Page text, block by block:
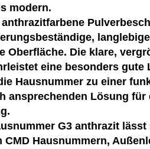
modern.
Oberfläche. Die klare,
eine besonders gute
Hausnummer zu einer
ansprechenden Lösung für
G3 anthrazit lässt
CMD Hausnummern,